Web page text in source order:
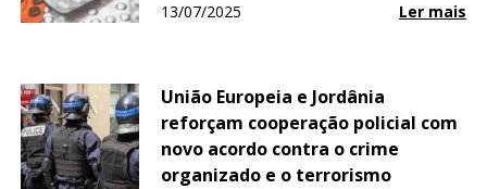
13/07/2025 Ler mais
União Europeia e Jordânia
reforçam cooperação policial com
novo acordo contra o crime
organizado e o terrorismo